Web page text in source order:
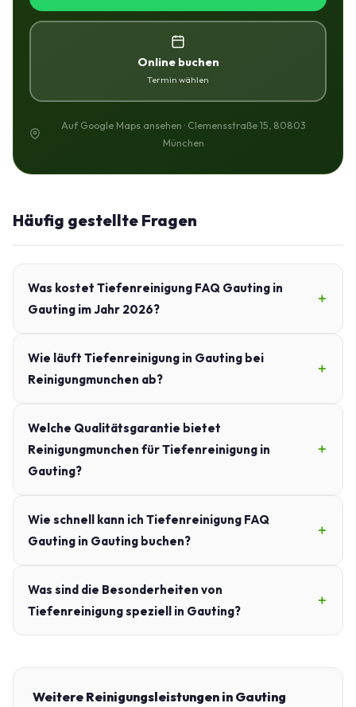
Online buchen
Termin wählen
Auf Google Maps ansehen · Clemensstraße 15, 80803
München
Häufig gestellte Fragen
Was kostet Tiefenreinigung FAQ Gauting in
Gauting im Jahr 2026?
Wie läuft Tiefenreinigung in Gauting bei
Reinigungmunchen ab?
Welche Qualitätsgarantie bietet
Reinigungmunchen für Tiefenreinigung in
Gauting?
Wie schnell kann ich Tiefenreinigung FAQ
Gauting in Gauting buchen?
Was sind die Besonderheiten von
Tiefenreinigung speziell in Gauting?
Weitere Reinigungsleistungen in Gauting